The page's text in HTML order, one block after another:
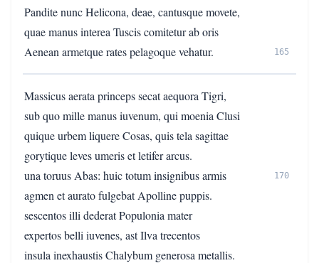
Pandite nunc Helicona, deae, cantusque movete,
quae manus interea Tuscis comitetur ab oris
Aenean armetque rates pelagoque vehatur.
165
Massicus aerata princeps secat aequora Tigri,
sub quo mille manus iuvenum, qui moenia Clusi
quique urbem liquere Cosas, quis tela sagittae
gorytique leves umeris et letifer arcus.
una toruus Abas: huic totum insignibus armis
170
agmen et aurato fulgebat Apolline puppis.
sescentos illi dederat Populonia mater
expertos belli iuvenes, ast Ilva trecentos
insula inexhaustis Chalybum generosa metallis.